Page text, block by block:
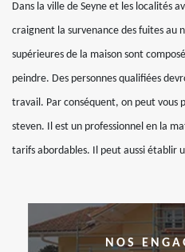
Dans la ville de Seyne et les localités
craignent la survenance des fuites au
supérieures de la maison sont
peindre. Des personnes qualifiées
travail. Par conséquent, on peut vous
steven. Il est un professionnel en la
tarifs abordables. Il peut aussi établir
NOS